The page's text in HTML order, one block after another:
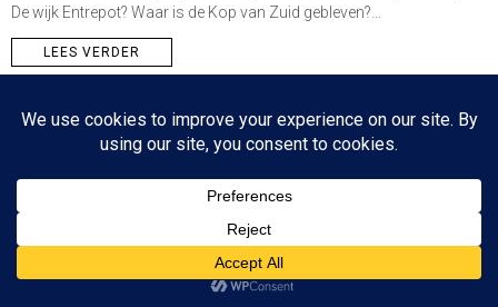
De wijk Entrepot? Waar is de Kop van Zuid gebleven?…
LEES VERDER
Since 2003 © All Rights Reserved | Foto's Robbert Baruch tenzij anders vermeld
NIEUWSBRIEF CONTACT
BOVEN